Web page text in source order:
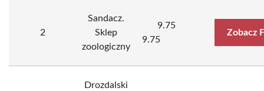
2
Sandacz.
Sklep
zoologiczny
9.75
9.75
Zobacz
Drozdalski